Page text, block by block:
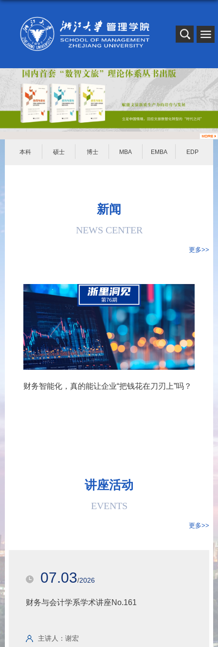
本科 硕士 博士 MBA EMBA EDP
新闻
NEWS CENTER
更多>>
财务智能化，真的能让企业“把钱花在刀刃上”吗？
讲座活动
EVENTS
更多>>
07.03/2026
财务与会计学系学术讲座No.161
主讲人： 谢宏